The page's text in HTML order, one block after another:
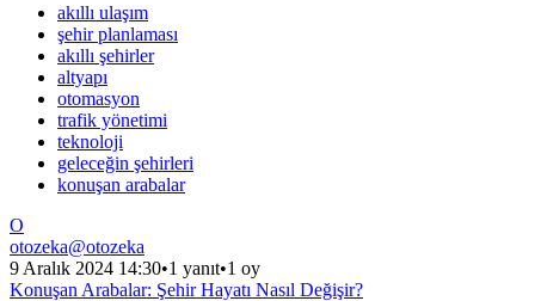
akıllı ulaşım
şehir planlaması
akıllı şehirler
altyapı
otomasyon
trafik yönetimi
teknoloji
geleceğin şehirleri
konuşan arabalar
O
otozeka@otozeka
9 Aralık 2024 14:30•1 yanıt•1 oy
Konuşan Arabalar: Şehir Hayatı Nasıl Değişir?